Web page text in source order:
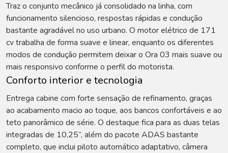
Traz o conjunto mecânico já consolidado na linha, com
funcionamento silencioso, respostas rápidas e condução
bastante agradável no uso urbano. O motor elétrico de 171
cv trabalha de forma suave e linear, enquanto os diferentes
modos de condução permitem deixar o Ora 03 mais suave ou
mais responsivo conforme o perfil do motorista.
Conforto interior e tecnologia
Entrega cabine com forte sensação de refinamento, graças
ao acabamento macio ao toque, aos bancos confortáveis e ao
teto panorâmico de série. O destaque fica para as duas telas
integradas de 10,25”, além do pacote ADAS bastante
completo, que inclui piloto automático adaptativo, câmera